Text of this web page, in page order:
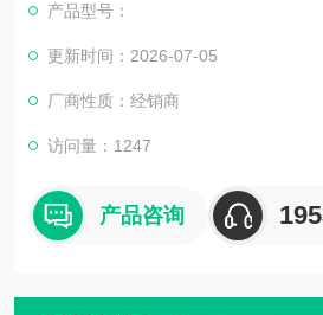
街流量计的比例大幅度上升，已广泛应
产品型号：
更新时间：2026-07-05
厂商性质：经销商
访问量：1247
产品咨询